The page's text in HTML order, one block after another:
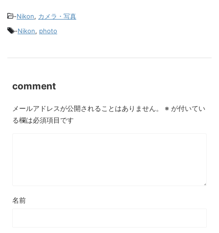
-Nikon, カメラ・写真
-Nikon, photo
comment
メールアドレスが公開されることはありません。 ※ が付いてい
る欄は必須項目です
名前